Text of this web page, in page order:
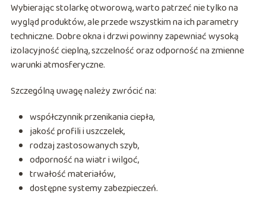
Wybierając stolarkę otworową, warto patrzeć nie tylko na
wygląd produktów, ale przede wszystkim na ich parametry
techniczne. Dobre okna i drzwi powinny zapewniać wysoką
izolacyjność cieplną, szczelność oraz odporność na zmienne
warunki atmosferyczne.
Szczególną uwagę należy zwrócić na:
współczynnik przenikania ciepła,
jakość profili i uszczelek,
rodzaj zastosowanych szyb,
odporność na wiatr i wilgoć,
trwałość materiałów,
dostępne systemy zabezpieczeń.